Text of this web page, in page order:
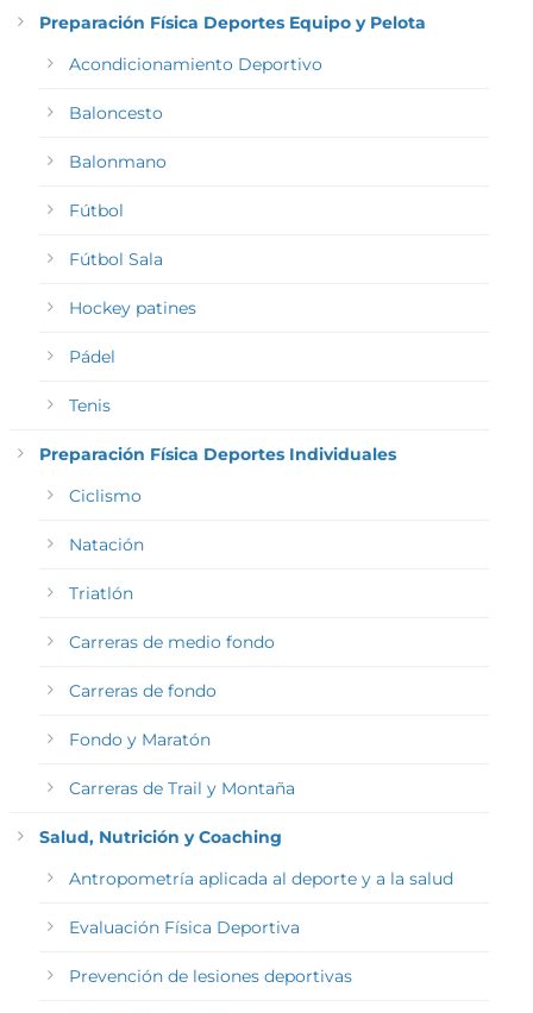
Preparación Física Deportes Equipo y Pelota
Acondicionamiento Deportivo
Baloncesto
Balonmano
Fútbol
Fútbol Sala
Hockey patines
Pádel
Tenis
Preparación Física Deportes Individuales
Ciclismo
Natación
Triatlón
Carreras de medio fondo
Carreras de fondo
Fondo y Maratón
Carreras de Trail y Montaña
Salud, Nutrición y Coaching
Antropometría aplicada al deporte y a la salud
Evaluación Física Deportiva
Prevención de lesiones deportivas